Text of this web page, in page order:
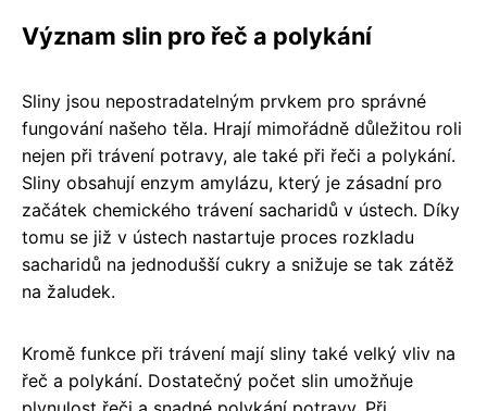
Význam slin pro řeč a polykání
Sliny jsou nepostradatelným prvkem pro správné
fungování našeho těla. Hrají mimořádně důležitou roli
nejen při trávení potravy, ale také při řeči a polykání.
Sliny obsahují enzym amylázu, který je zásadní pro
začátek chemického trávení sacharidů v ústech. Díky
tomu se již v ústech nastartuje proces rozkladu
sacharidů na jednodušší cukry a snižuje se tak zátěž
na žaludek.
Kromě funkce při trávení mají sliny také velký vliv na
řeč a polykání. Dostatečný počet slin umožňuje